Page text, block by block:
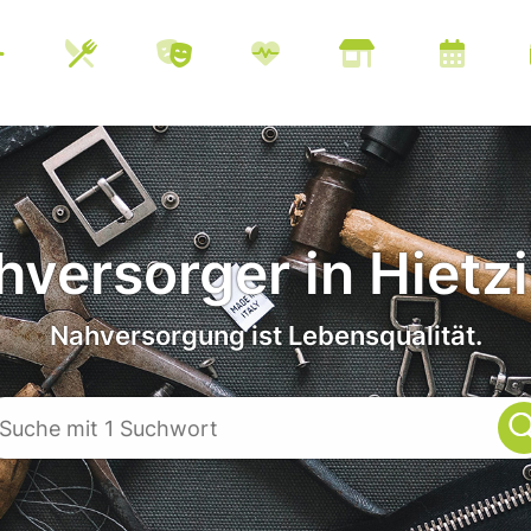
in
Nahversorgung ist Lebensqualität.